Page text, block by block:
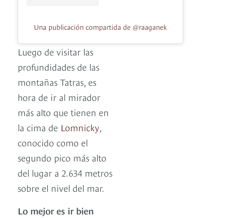
Una publicación compartida de @raaganek
Luego de visitar las
profundidades de las
montañas Tatras, es
hora de ir al mirador
más alto que tienen en
la cima de Lomnicky
conocido como el
segundo pico más alto
del lugar a 2.634 metros
sobre el nivel del mar.
Lo mejor es ir bien